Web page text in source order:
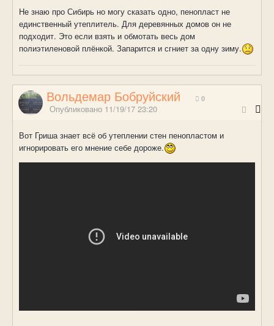
Не знаю про Сибирь но могу сказать одно, пенопласт не
единственный утеплитель. Для деревянных домов он не
подходит. Это если взять и обмотать весь дом
полиэтиленовой плёнкой. Запарится и сгниет за одну зиму.
Вольдемар Бобруйский 0
Опубликовано 11/19/17 23:20
Вот Гриша знает всё об утеплении стен пенопластом и
игнорировать его мнение себе дороже.